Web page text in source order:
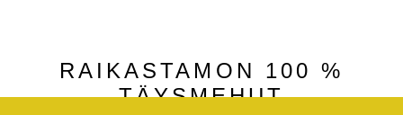
RAIKASTAMON 100 %
TÄYSMEHUT